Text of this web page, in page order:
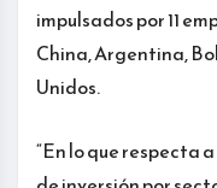
impulsados por 11
China, Argentina,
Unidos.
“En lo que respecta